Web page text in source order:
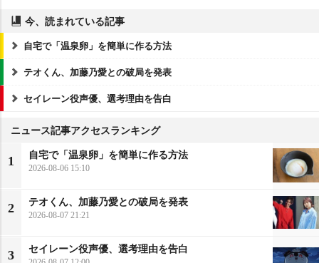
今、読まれている記事
自宅で「温泉卵」を簡単に作る方法
テオくん、加藤乃愛との破局を発表
セイレーン役声優、選考理由を告白
ニュース記事アクセスランキング
1
自宅で「温泉卵」を簡単に作る方法
2026-08-06 15:10
2
テオくん、加藤乃愛との破局を発表
2026-08-07 21:21
3
セイレーン役声優、選考理由を告白